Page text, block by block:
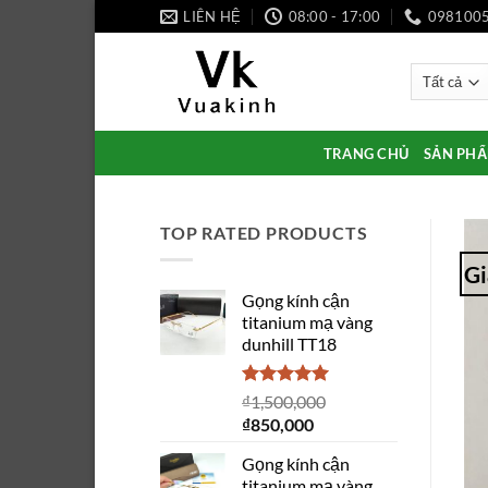
qua
LIÊN HỆ 08:00 - 17:00
TRANG CHỦ SẢN
TOP RATED PRODUCTS
Gọng kính cận
titanium mạ vàng
dunhill TT18
Được xếp
hạng 5.00
5 sao
₫1,500,000
Giá
là:
₫850,000Giá
tại
Gọng kính cận